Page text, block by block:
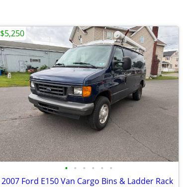
• • • • • •
2007 Ford E150 Van Cargo Bins & Ladder Rack
$5,250